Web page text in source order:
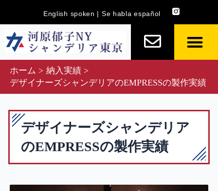
を
プ
English spoken | Se habla español
ホーム
納入実績
デザイナーズシャンデリアのEMPRESSの製作実績
デザイナーズシャンデリア
のEMPRESSの製作実績